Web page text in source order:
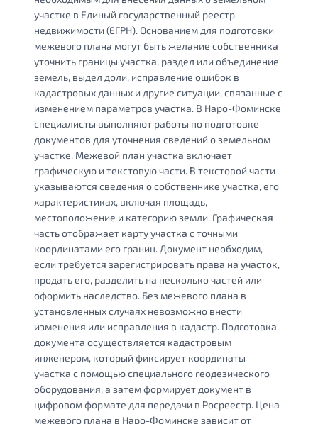
участке в Единый государственный реестр
недвижимости (ЕГРН). Основанием для подготовки
межевого плана могут быть желание собственника
уточнить границы участка, раздел или объединение
земель, выдел доли, исправление ошибок в
кадастровых данных и другие ситуации, связанные с
изменением параметров участка. В Наро-Фоминске
специалисты выполняют работы по подготовке
документов для уточнения сведений о земельном
участке. Межевой план участка включает
графическую и текстовую части. В текстовой части
указываются сведения о собственнике участка, его
характеристиках, включая площадь,
местоположение и категорию земли. Графическая
часть отображает карту участка с точными
координатами его границ. Документ необходим,
если требуется зарегистрировать права на участок,
продать его, разделить на несколько частей или
оформить наследство. Без межевого плана в
установленных случаях невозможно внести
изменения или исправления в кадастр. Подготовка
документа осуществляется кадастровым
инженером, который фиксирует координаты
участка с помощью специального геодезического
оборудования, а затем формирует документ в
цифровом формате для передачи в Росреестр. Цена
межевого плана в Наро-Фоминске зависит от